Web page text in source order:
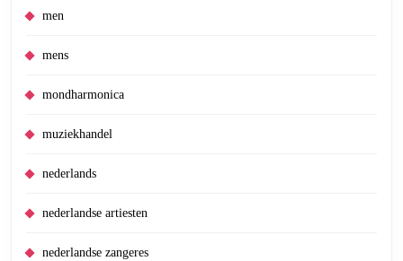
men
mens
mondharmonica
muziekhandel
nederlands
nederlandse artiesten
nederlandse zangeres